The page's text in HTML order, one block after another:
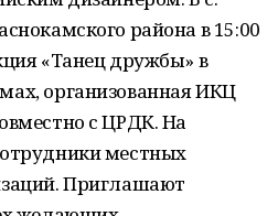
района в 15:00
«Танец дружбы» в
организованная ИКЦ
с ЦРДК. На
местных
Приглашают